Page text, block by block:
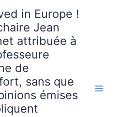
in Europe !
Jean
attribuée à
de
sans que
émises